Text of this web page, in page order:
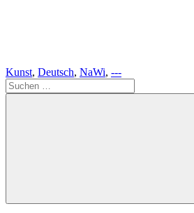
Kunst, Deutsch, NaWi, ---
Suchen
nach:
Suchen